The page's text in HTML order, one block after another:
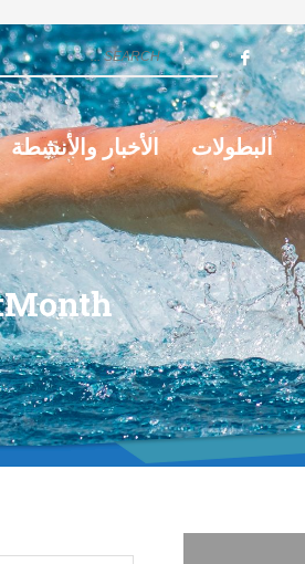
البطولات الأخبار والأنشطة
Month: سبتمبر 2023